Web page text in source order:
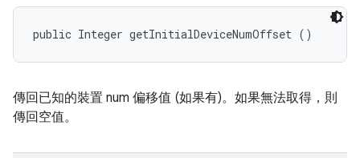
public Integer getInitialDeviceNumOffset ()
傳回已知的裝置 num 偏移值 (如果有)。如果無法取得，則
傳回空值。